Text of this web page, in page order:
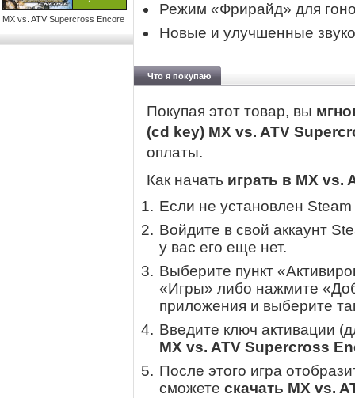
MX vs. ATV Supercross Encore
Режим «Фрирайд» для
Новые и улучшенные
Что я покупаю
Покупая этот товар, вы
(cd key) MX vs. ATV
оплаты.
Как начать играть в MX vs.
Если не установлен
Войдите в свой аккаунт
у вас его еще нет.
Выберите пункт
«Игры» либо нажмите
приложения и выберите
Введите ключ активации
MX vs. ATV Supercross
После этого игра
сможете скачать MX vs.